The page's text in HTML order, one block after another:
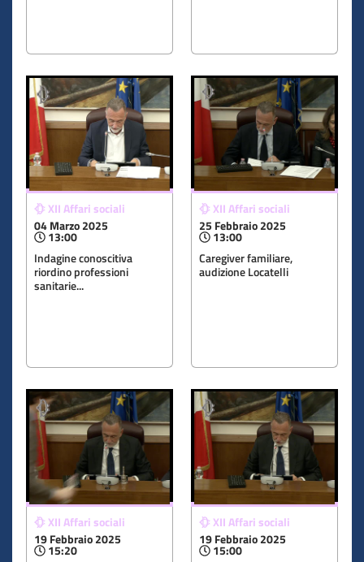
XII Affari sociali
04 Marzo 2025
13:00
Indagine conoscitiva
riordino professioni
sanitarie...
XII Affari sociali
25 Febbraio 2025
13:00
​Caregiver familiare,
audizione Locatelli
XII Affari sociali
19 Febbraio 2025
15:20
XII Affari sociali
19 Febbraio 2025
15:00